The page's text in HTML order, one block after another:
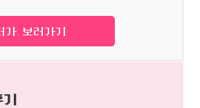
가 보러가기